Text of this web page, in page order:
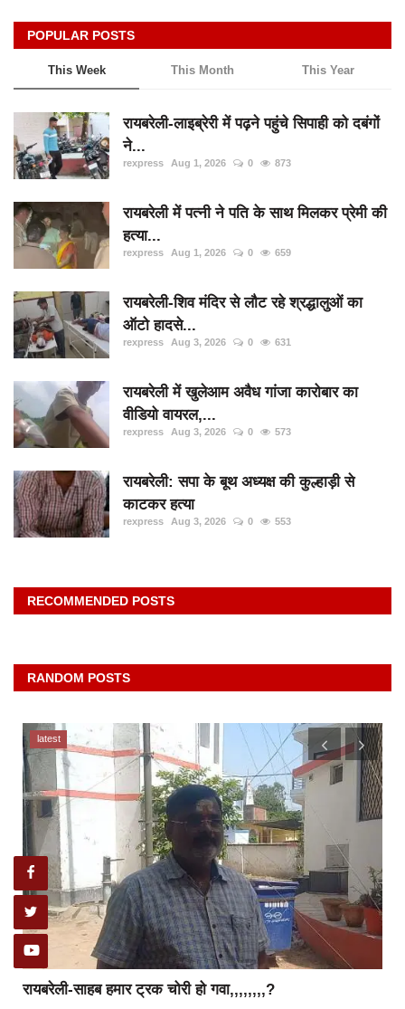
POPULAR POSTS
This Week This Month This Year
रायबरेली-लाइब्रेरी में पढ़ने पहुंचे सिपाही को दबंगों
ने...
rexpress Aug 1, 2026 0 873
रायबरेली में पत्नी ने पति के साथ मिलकर प्रेमी की
हत्या...
rexpress Aug 1, 2026 0 659
रायबरेली-शिव मंदिर से लौट रहे श्रद्धालुओं का
ऑटो हादसे...
rexpress Aug 3, 2026 0 631
रायबरेली में खुलेआम अवैध गांजा कारोबार का
वीडियो वायरल,...
rexpress Aug 3, 2026 0 573
रायबरेली: सपा के बूथ अध्यक्ष की कुल्हाड़ी से
काटकर हत्या
rexpress Aug 3, 2026 0 553
RECOMMENDED POSTS
RANDOM POSTS
latest
रायबरेली-साहब हमार ट्रक चोरी हो गवा,,,,,,,,?